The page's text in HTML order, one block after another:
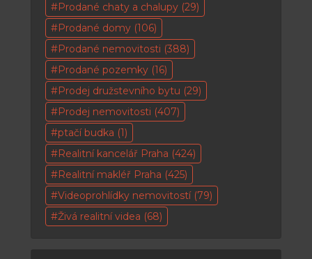
Prodané chaty a chalupy (29)
Prodané domy (106)
Prodané nemovitosti (388)
Prodané pozemky (16)
Prodej družstevního bytu (29)
Prodej nemovitosti (407)
ptačí budka (1)
Realitní kancelář Praha (424)
Realitní makléř Praha (425)
Videoprohlídky nemovitostí(79)
Živá realitní videa (68)